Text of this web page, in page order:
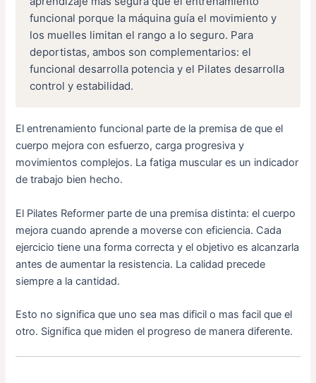
funcional porque la máquina guía el movimiento y
los muelles limitan el rango a lo seguro. Para
deportistas, ambos son complementarios: el
funcional desarrolla potencia y el Pilates desarrolla
control y estabilidad.
El entrenamiento funcional parte de la premisa de que el
cuerpo mejora con esfuerzo, carga progresiva y
movimientos complejos. La fatiga muscular es un indicador
de trabajo bien hecho.
El Pilates Reformer parte de una premisa distinta: el cuerpo
mejora cuando aprende a moverse con eficiencia. Cada
ejercicio tiene una forma correcta y el objetivo es alcanzarla
antes de aumentar la resistencia. La calidad precede
siempre a la cantidad.
Esto no significa que uno sea mas dificil o mas facil que el
otro. Significa que miden el progreso de manera diferente.